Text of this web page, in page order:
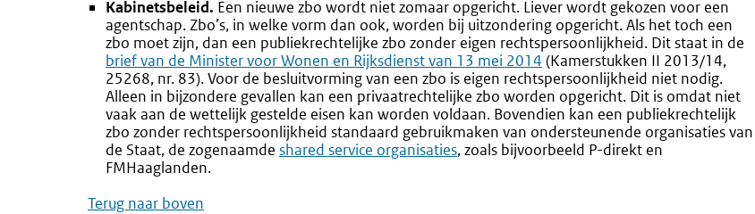
Kabinetsbeleid. Een nieuwe zbo wordt niet zomaar opgericht. Liever wordt gekozen voor een
agentschap. Zbo’s, in welke vorm dan ook, worden bij uitzondering opgericht. Als het toch een
zbo moet zijn, dan een publiekrechtelijke zbo zonder eigen rechtspersoonlijkheid. Dit staat in de
brief van de Minister voor Wonen en Rijksdienst van 13 mei 2014 (Kamerstukken II 2013/14,
25268, nr. 83). Voor de besluitvorming van een zbo is eigen rechtspersoonlijkheid niet nodig.
Alleen in bijzondere gevallen kan een privaatrechtelijke zbo worden opgericht. Dit is omdat niet
vaak aan de wettelijk gestelde eisen kan worden voldaan. Bovendien kan een publiekrechtelijk
zbo zonder rechtspersoonlijkheid standaard gebruikmaken van ondersteunende organisaties van
de Staat, de zogenaamde Externe
shared service organisaties, zoals bijvoorbeeld P-direkt en
FMHaaglanden.
Terug naar boven